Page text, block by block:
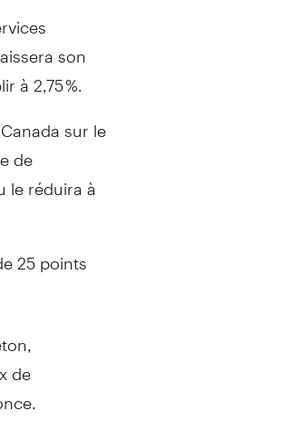
son
2,75 %.
sur le
de
le réduira à
25 points
de